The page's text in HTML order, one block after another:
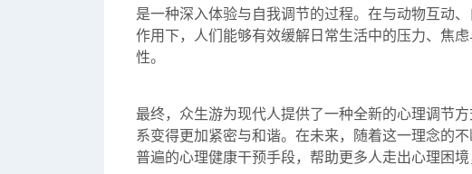
是一种深入体验与自我调节的过程。在与动物互动
作用下，人们能够有效缓解日常生活中的压力、焦
性。
最终，众生游为现代人提供了一种全新的心理调节
系变得更加紧密与和谐。在未来，随着这一理念的
普遍的心理健康干预手段，帮助更多人走出心理困境